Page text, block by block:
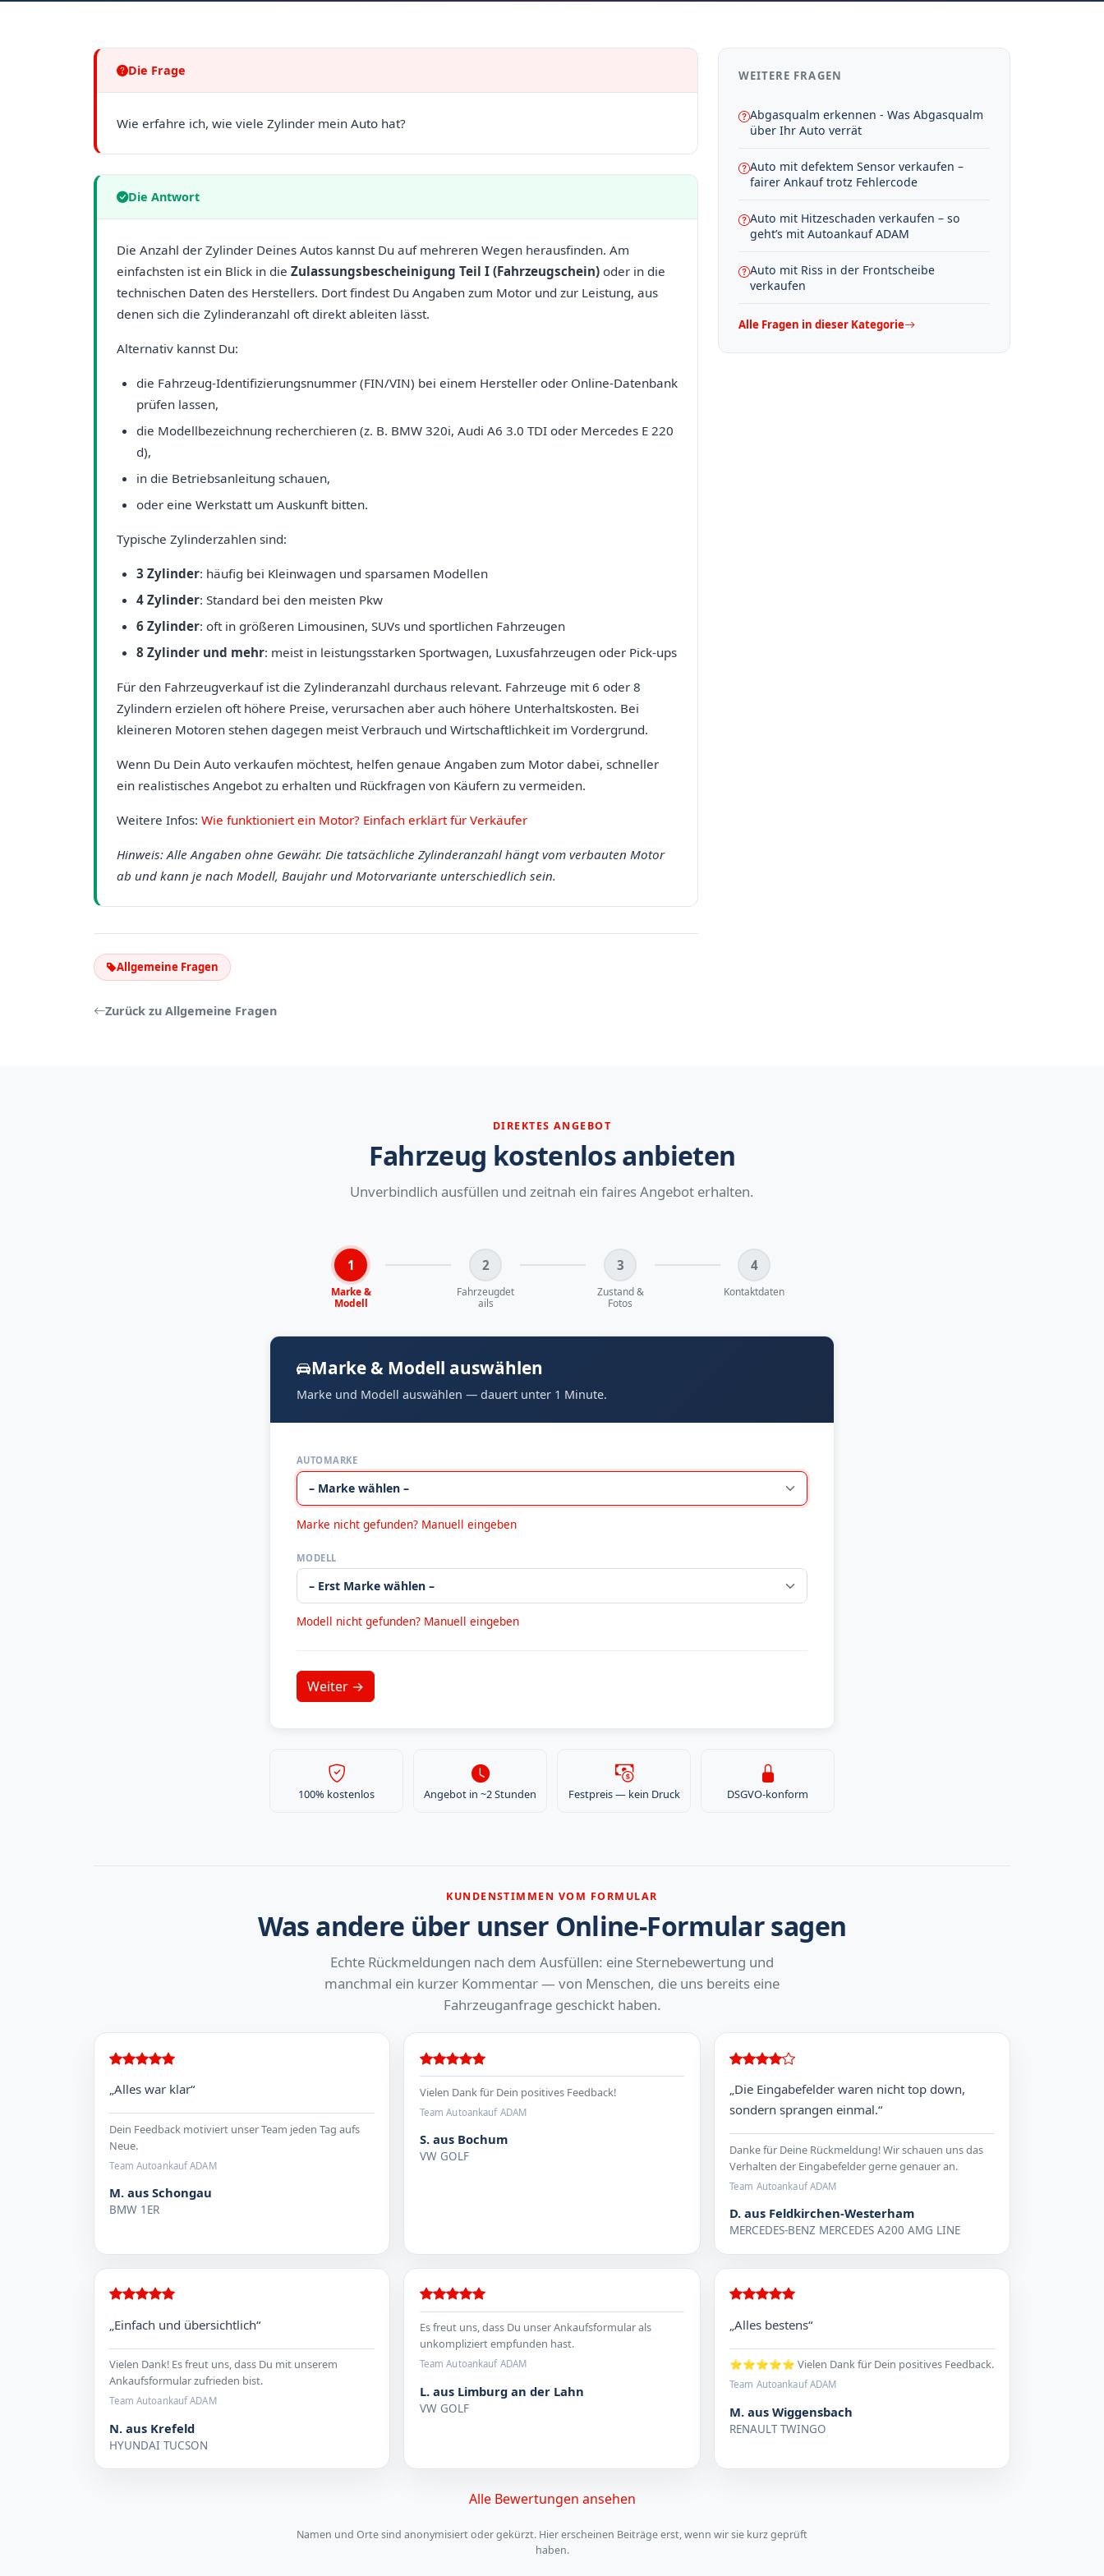
Die Frage
Wie erfahre ich, wie viele Zylinder mein Auto hat?
Die Antwort
Die Anzahl der Zylinder Deines Autos kannst Du auf mehreren Wegen herausfinden. Am
einfachsten ist ein Blick in die Zulassungsbescheinigung Teil I (Fahrzeugschein) oder in die
technischen Daten des Herstellers. Dort findest Du Angaben zum Motor und zur Leistung, aus
denen sich die Zylinderanzahl oft direkt ableiten lässt.
Alternativ kannst Du:
die Fahrzeug-Identifizierungsnummer (FIN/VIN) bei einem Hersteller oder Online-Datenbank
prüfen lassen,
die Modellbezeichnung recherchieren (z. B. BMW 320i, Audi A6 3.0 TDI oder Mercedes E 220
d),
in die Betriebsanleitung schauen,
oder eine Werkstatt um Auskunft bitten.
Typische Zylinderzahlen sind:
3 Zylinder: häufig bei Kleinwagen und sparsamen Modellen
4 Zylinder: Standard bei den meisten Pkw
6 Zylinder: oft in größeren Limousinen, SUVs und sportlichen Fahrzeugen
8 Zylinder und mehr: meist in leistungsstarken Sportwagen, Luxusfahrzeugen oder Pick-ups
Für den Fahrzeugverkauf ist die Zylinderanzahl durchaus relevant. Fahrzeuge mit 6 oder 8
Zylindern erzielen oft höhere Preise, verursachen aber auch höhere Unterhaltskosten. Bei
kleineren Motoren stehen dagegen meist Verbrauch und Wirtschaftlichkeit im Vordergrund.
Wenn Du Dein Auto verkaufen möchtest, helfen genaue Angaben zum Motor dabei, schneller
ein realistisches Angebot zu erhalten und Rückfragen von Käufern zu vermeiden.
Weitere Infos: Wie funktioniert ein Motor? Einfach erklärt für Verkäufer
Hinweis: Alle Angaben ohne Gewähr. Die tatsächliche Zylinderanzahl hängt vom verbauten Motor
ab und kann je nach Modell, Baujahr und Motorvariante unterschiedlich sein.
Allgemeine Fragen
Zurück zu Allgemeine Fragen
WEITERE FRAGEN
Abgasqualm erkennen - Was Abgasqualm
über Ihr Auto verrät
Auto mit defektem Sensor verkaufen –
fairer Ankauf trotz Fehlercode
Auto mit Hitzeschaden verkaufen – so
geht’s mit Autoankauf ADAM
Auto mit Riss in der Frontscheibe
verkaufen
Alle Fragen in dieser Kategorie
DIREKTES ANGEBOT
Fahrzeug kostenlos anbieten
Unverbindlich ausfüllen und zeitnah ein faires Angebot erhalten.
1
Marke &
Modell
2
Fahrzeugdet
ails
3
Zustand &
Fotos
4
Kontaktdaten
Marke & Modell auswählen
Marke und Modell auswählen — dauert unter 1 Minute.
AUTOMARKE
Marke nicht gefunden? Manuell eingeben
MODELL
Modell nicht gefunden? Manuell eingeben
100% kostenlos Angebot in ~2 Stunden Festpreis — kein Druck DSGVO-konform
KUNDENSTIMMEN VOM FORMULAR
Was andere über unser Online-Formular sagen
Echte Rückmeldungen nach dem Ausfüllen: eine Sternebewertung und
manchmal ein kurzer Kommentar — von Menschen, die uns bereits eine
Fahrzeuganfrage geschickt haben.
„Alles war klar“
Dein Feedback motiviert unser Team jeden Tag aufs
Neue.
Team Autoankauf ADAM
M. aus Schongau
BMW 1ER
Vielen Dank für Dein positives Feedback!
Team Autoankauf ADAM
S. aus Bochum
VW GOLF
„Die Eingabefelder waren nicht top down,
sondern sprangen einmal.“
Danke für Deine Rückmeldung! Wir schauen uns das
Verhalten der Eingabefelder gerne genauer an.
Team Autoankauf ADAM
D. aus Feldkirchen-Westerham
MERCEDES-BENZ MERCEDES A200 AMG LINE
„Einfach und übersichtlich“
Vielen Dank! Es freut uns, dass Du mit unserem
Ankaufsformular zufrieden bist.
Team Autoankauf ADAM
N. aus Krefeld
HYUNDAI TUCSON
Es freut uns, dass Du unser Ankaufsformular als
unkompliziert empfunden hast.
Team Autoankauf ADAM
L. aus Limburg an der Lahn
VW GOLF
„Alles bestens“
⭐⭐⭐⭐⭐ Vielen Dank für Dein positives Feedback.
Team Autoankauf ADAM
M. aus Wiggensbach
RENAULT TWINGO
Alle Bewertungen ansehen
Namen und Orte sind anonymisiert oder gekürzt. Hier erscheinen Beiträge erst, wenn wir sie kurz geprüft
haben.